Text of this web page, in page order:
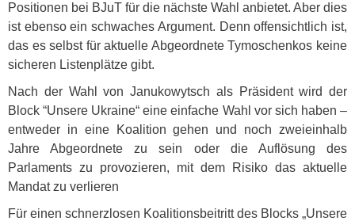
Positionen bei BJuT für die nächste Wahl anbietet. Aber dies
ist ebenso ein schwaches Argument. Denn offensichtlich ist,
das es selbst für aktuelle Abgeordnete Tymoschenkos keine
sicheren Listenplätze gibt.
Nach der Wahl von Janukowytsch als Präsident wird der
Block “Unsere Ukraine“ eine einfache Wahl vor sich haben –
entweder in eine Koalition gehen und noch zweieinhalb
Jahre Abgeordnete zu sein oder die Auflösung des
Parlaments zu provozieren, mit dem Risiko das aktuelle
Mandat zu verlieren
Für einen schnerzlosen Koalitionsbeitritt des Blocks „Unsere